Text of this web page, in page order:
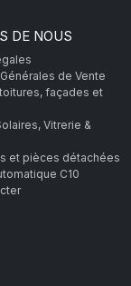
DE NOUS
de Vente
façades et
Vitrerie &
et pièces détachées
C10